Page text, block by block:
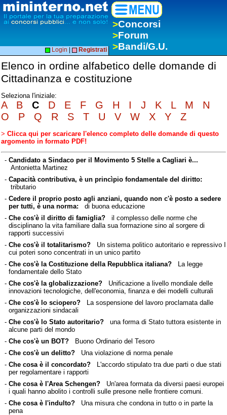
>Concorsi
>Forum
>Bandi/G.U.
Login Registrati
Elenco in ordine alfabetico delle domande di
Cittadinanza e costituzione
Seleziona l'iniziale:
A B C D E F G H I J K L M
N
O
P Q R S T U V W X Y Z
> Clicca qui per scaricare l'elenco completo delle domande di questo
argomento in formato PDF!
- Candidato a Sindaco per il Movimento 5 Stelle a Cagliari è...
Antonietta Martinez
- Capacità contributiva, è un princìpio fondamentale del diritto:
tributario
- Cedere il proprio posto agli anziani, quando non c'è posto a sedere
per tutti, è una norma: di buona educazione
- Che cos'è il diritto di famiglia?il complesso delle norme che
disciplinano la vita familiare dalla sua formazione sino al sorgere di
rapporti successivi
- Che cos'è il totalitarismo?Un sistema politico autoritario e repressivo I
cui poteri sono concentrati in un unico partito
- Che cos'è la Costituzione della Repubblica italiana?La legge
fondamentale dello Stato
- Che cos'è la globalizzazione?Unificazione a livello mondiale delle
innovazioni tecnologiche, dell'economia, finanza e dei modelli culturali
- Che cos'è lo sciopero?La sospensione del lavoro proclamata dalle
organizzazioni sindacali
- Che cos'è lo Stato autoritario?una forma di Stato tuttora esistente in
alcune parti del mondo
- Che cos'è un BOT?Buono Ordinario del Tesoro
- Che cos'è un delitto?Una violazione di norma penale
- Che cosa è il concordato?L'accordo stipulato tra due parti o due stati
per regolamentare i rapporti
- Che cosa è l'Area Schengen?Un'area formata da diversi paesi europei
i quali hanno abolito i controlli sulle presone nelle frontiere comuni.
- Che cosa è l'indulto?Una misura che condona in tutto o in parte la
pena